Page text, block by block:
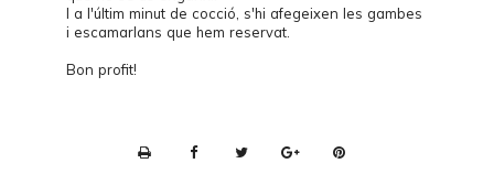
I a l'últim minut de cocció, s'hi afegeixen les gambes
i escamarlans que hem reservat.
Bon profit!